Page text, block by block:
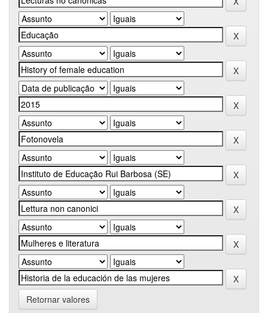
Retornar valores